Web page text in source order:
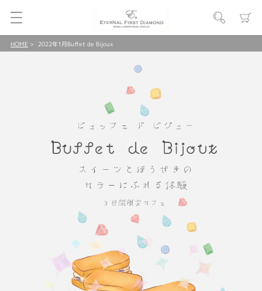
HOME 2022年1月Buffet de Bijoux